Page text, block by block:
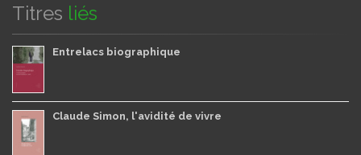
Titres liés
Entrelacs biographique
Claude Simon, l'avidité de vivre